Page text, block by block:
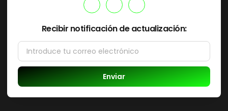
Recibir notificación de actualización:
Enviar